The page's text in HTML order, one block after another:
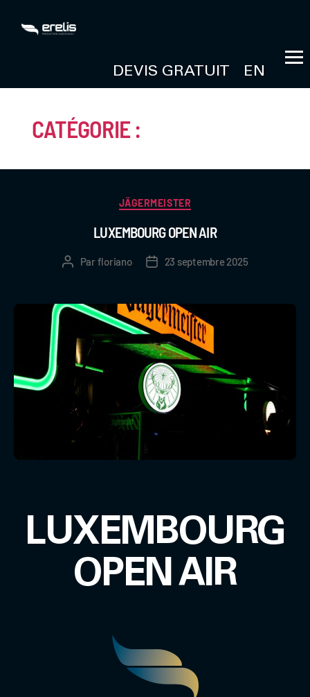
DEVIS GRATUIT EN
CATÉGORIE :
JÄGERMEISTER
LUXEMBOURG OPEN AIR
Parfloriano 23 septembre 2025
LUXEMBOURG
OPEN AIR